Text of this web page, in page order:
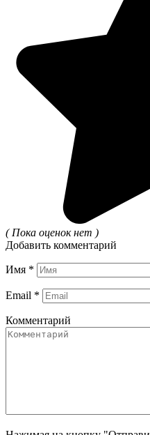
( Пока оценок нет )
Добавить комментарий
Имя *
Email *
Комментарий